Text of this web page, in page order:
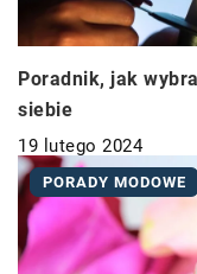
Poradnik, jak
siebie
19 lutego 2024
PORADY MODOWE